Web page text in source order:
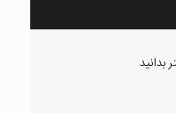
بدانید